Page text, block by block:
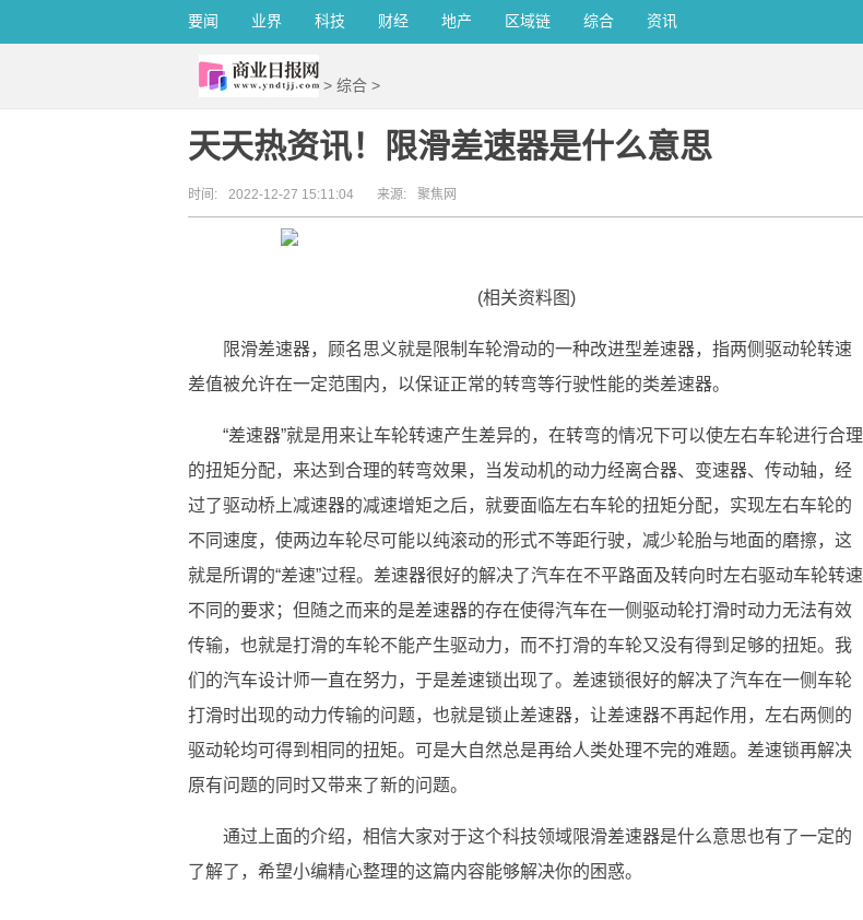
要闻 业界 科技 财经 地产 区域链 综合 资讯
> 综合 >
天天热资讯！限滑差速器是什么意思
时间: 2022-12-27 15:11:04 来源: 聚焦网
(相关资料图)
限滑差速器，顾名思义就是限制车轮滑动的一种改进型差速器，指两侧驱动轮转速
差值被允许在一定范围内，以保证正常的转弯等行驶性能的类差速器。
“差速器”就是用来让车轮转速产生差异的，在转弯的情况下可以使左右车轮进行合理
的扭矩分配，来达到合理的转弯效果，当发动机的动力经离合器、变速器、传动轴，经
过了驱动桥上减速器的减速增矩之后，就要面临左右车轮的扭矩分配，实现左右车轮的
不同速度，使两边车轮尽可能以纯滚动的形式不等距行驶，减少轮胎与地面的磨擦，这
就是所谓的“差速”过程。差速器很好的解决了汽车在不平路面及转向时左右驱动车轮转速
不同的要求；但随之而来的是差速器的存在使得汽车在一侧驱动轮打滑时动力无法有效
传输，也就是打滑的车轮不能产生驱动力，而不打滑的车轮又没有得到足够的扭矩。我
们的汽车设计师一直在努力，于是差速锁出现了。差速锁很好的解决了汽车在一侧车轮
打滑时出现的动力传输的问题，也就是锁止差速器，让差速器不再起作用，左右两侧的
驱动轮均可得到相同的扭矩。可是大自然总是再给人类处理不完的难题。差速锁再解决
原有问题的同时又带来了新的问题。
通过上面的介绍，相信大家对于这个科技领域限滑差速器是什么意思也有了一定的
了解了，希望小编精心整理的这篇内容能够解决你的困惑。